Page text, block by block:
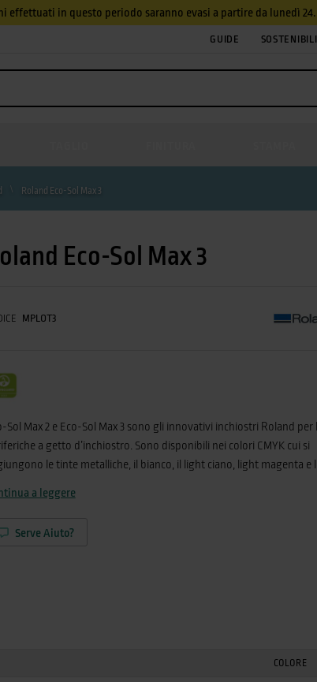
in questo periodo saranno evasi a partire da lunedì
GUIDE
Roland Eco-Sol Max 3
Eco-Sol Max 3
MPLOT3
Sol Max 2 e Eco-Sol Max 3 sono gli innovativi inchiostri Roland per
a getto d’inchiostro. Sono disponibili nei colori CMYK cui si
le tinte metalliche, il bianco, il light ciano, light magenta e
ideale per rispondere alle necessità produttive degli operatori.
a leggere
Serve Aiuto?
COLORE